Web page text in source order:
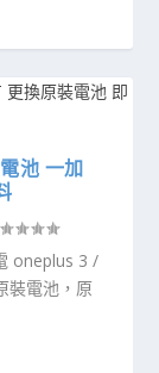
池 一加
oneplus 3 /
裝電池，原